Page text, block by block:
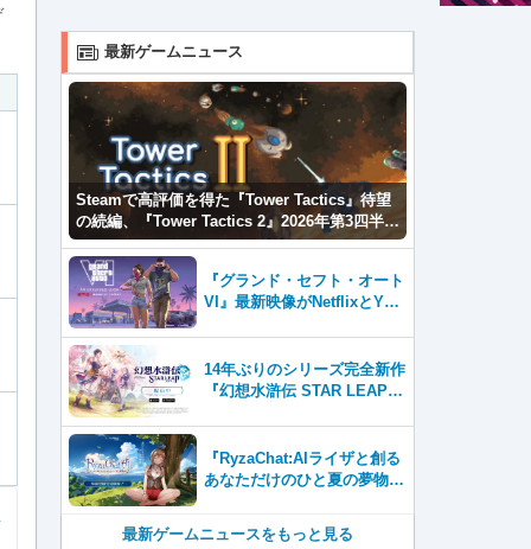
最新ゲームニュース
Steamで高評価を得た『Tower Tactics』待望
の続編、『Tower Tactics 2』2026年第3四半期
に早期アクセス開始
『グランド・セフト・オート
VI』最新映像がNetflixとYou
14年ぶりのシリーズ完全新作
『幻想水滸伝 STAR LEAP』
『RyzaChat:AIライザと創る
あなただけのひと夏の夢物
テムはこれまでにない新鮮な
最新ゲームニュースをもっと見る